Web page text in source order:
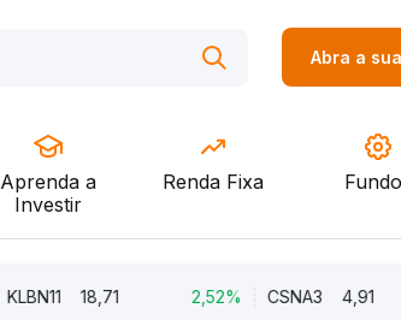
Abra a
Aprenda a
Investir
Renda Fixa
18,71 CSNA3 4,91